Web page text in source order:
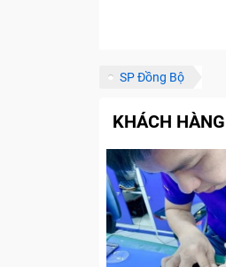
SP Đồng Bộ
KHÁCH